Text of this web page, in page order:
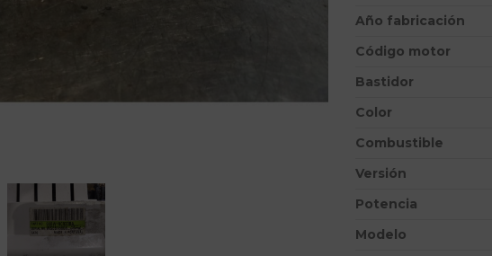
Año fabricación
Código motor
Bastidor
Color
Combustible
Versión
Potencia
Modelo